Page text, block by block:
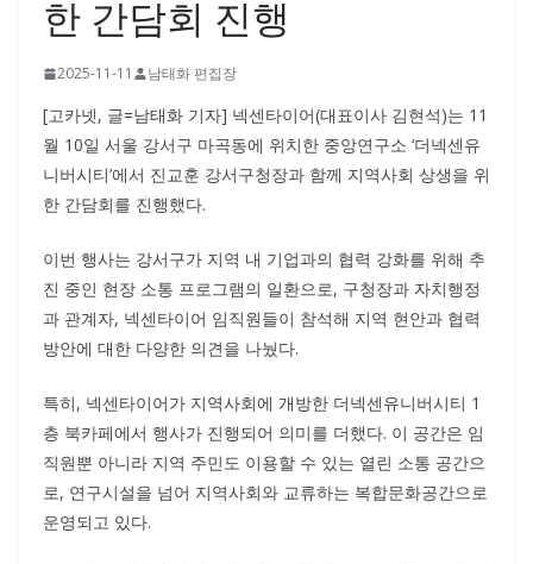
한 간담회 진행
2025-11-11 남태화 편집장
[고카넷, 글=남태화 기자] 넥센타이어(대표이사 김현석)는 11
월 10일 서울 강서구 마곡동에 위치한 중앙연구소 ‘더넥센유
니버시티’에서 진교훈 강서구청장과 함께 지역사회 상생을 위
한 간담회를 진행했다.
이번 행사는 강서구가 지역 내 기업과의 협력 강화를 위해 추
진 중인 현장 소통 프로그램의 일환으로, 구청장과 자치행정
과 관계자, 넥센타이어 임직원들이 참석해 지역 현안과 협력
방안에 대한 다양한 의견을 나눴다.
특히, 넥센타이어가 지역사회에 개방한 더넥센유니버시티 1
층 북카페에서 행사가 진행되어 의미를 더했다. 이 공간은 임
직원뿐 아니라 지역 주민도 이용할 수 있는 열린 소통 공간으
로, 연구시설을 넘어 지역사회와 교류하는 복합문화공간으로
운영되고 있다.